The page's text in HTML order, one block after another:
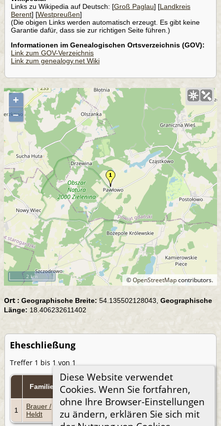
Diese Website verwendet
Cookies. Wenn Sie fortfahren,
ohne Ihre Browser-Einstellungen
zu ändern, erklären Sie sich mit
Links zu Wikipedia auf Deutsch: [Groß Paglau] [Landkreis
Berent] [Westpreußen]
(Die obigen Links werden automatisch erzeugt. Es gibt keine
Garantie dafür, dass sie zur richtigen Seite führen.)
Informationen im Genealogischen Ortsverzeichnis (GOV):
Link zum GOV-Verzeichnis
Link zum genealogy.net Wiki
+
–
©OpenStreetMapcontributors.
2 km
Ort : Geographische Breite: 54.135502128043, Geographische
Länge: 18.406232611402
Eheschließung
Treffer 1 bis 1 von 1
Familie Eheschließung Familien-Kennung
1
Brauer /
Heldt
19 Apr 1897 F956